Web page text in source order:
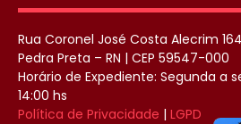
Rua Coronel José Costa Alecrim
Pedra Preta – RN | CEP 59547-000
Horário de Expediente: Segunda a
14:00 hs
Política de Privacidade | LGPD